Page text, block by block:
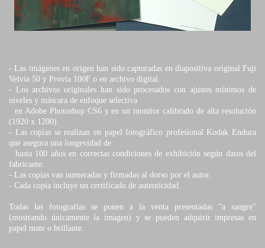
- Las imágenes en origen han sido capturadas en diapositiva original Fuji
Velvia 50 y Provia 100F o en archivo digital.
-
Los archivos originales han sido procesados con ajustes mínimos de
niveles y máscara de enfoque selectiva
en Adobe Photoshop CS6 y en un monitor calibrado de alta resolución
(1920 x 1200).
-
Las copias se realizan en papel fotográfico profesional Kodak Endura
que asegura una longevidad de
hasta 100 años en correctas condiciones de exhibición según datos del
fabricante.
- Las copias van numeradas y firmadas al dorso por el autor.
- Cada copia incluye un certificado de autenticidad.
Todas las fotografías se ponen a la venta presentadas "a sangre"
(mostrando únicamente la imagen) y se pueden adquirir impresas en
papel mate o brillante.